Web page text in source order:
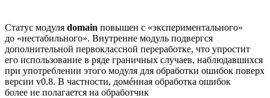
Статус модуля domain повышен с «экспериментального»
до «нестабильного». Внутренне модуль подвергся
дополнительной первоклассной переработке, что упростит
его использование в ряде граничных случаев, наблюдавшихся
при употреблении этого модуля для обработки ошибок поверх
версии v0.8. В частности, домéнная обработка ошибок
более не полагается на обработчик